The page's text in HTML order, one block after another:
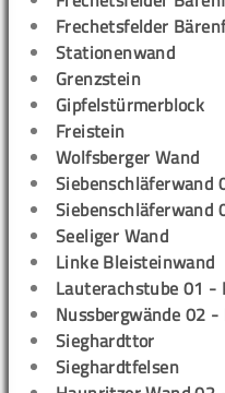
Frechetsfelder
Stationenwand
Grenzstein
Gipfelstürmerblock
Freistein
Wolfsberger Wand
Siebenschläferwand
Siebenschläferwand
Seeliger Wand
Linke Bleisteinwand
Lauterachstube 01 -
Nussbergwände 02 -
Sieghardttor
Sieghardtfelsen